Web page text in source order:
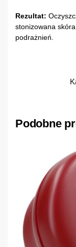
Rezultat:
stonizowana
podrażnień.
Podobne